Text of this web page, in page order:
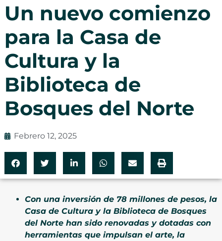
Un nuevo comienzo
para la Casa de
Cultura y la
Biblioteca de
Bosques del Norte
Febrero 12, 2025
Con una inversión de 78 millones de pesos, la
Casa de Cultura y la Biblioteca de Bosques
del Norte han sido renovadas y dotadas con
herramientas que impulsan el arte, la